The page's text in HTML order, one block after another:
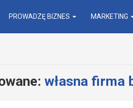
PROWADZĘ BIZNES MARKETING
własna firma